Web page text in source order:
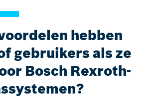
hebben
gebruikers als ze
Bosch Rexroth-